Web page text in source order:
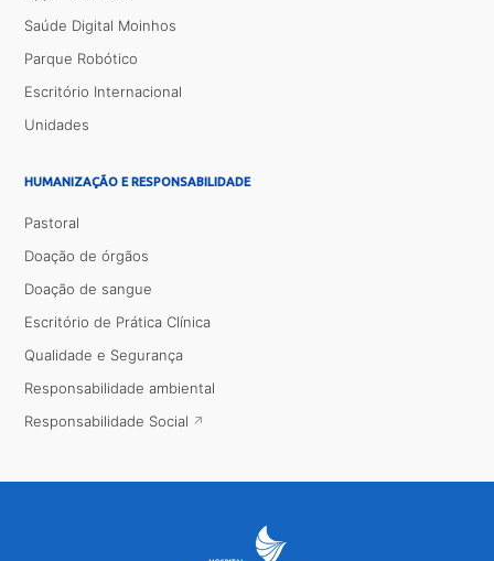
Saúde Digital Moinhos
Parque Robótico
Escritório Internacional
Unidades
HUMANIZAÇÃO E RESPONSABILIDADE
Pastoral
Doação de órgãos
Doação de sangue
Escritório de Prática Clínica
Qualidade e Segurança
Responsabilidade ambiental
Responsabilidade Social